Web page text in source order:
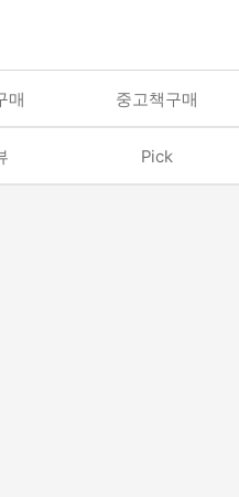
매 중고책구매
Pick